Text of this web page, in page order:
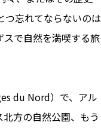
つ忘れてならないのは
スで自然を満喫する旅
du Nord）で、アル
方の自然公園、もう